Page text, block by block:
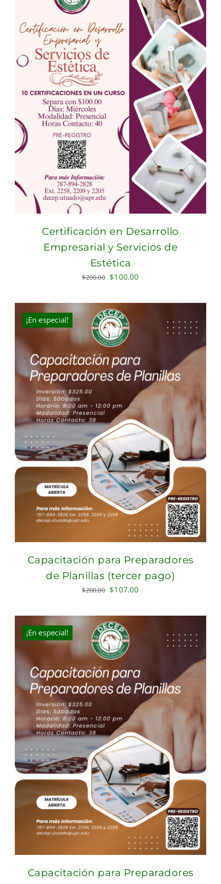
Certificación en Desarrollo
Empresarial y Servicios de
Estética
$200.00 Original
was:
$200.00.
$100.00
is:
¡En especial!
Capacitación para Preparadores
de Planillas (tercer pago)
$200.00 Original
was:
$200.00.
$107.00
is:
¡En especial!
Capacitación para Preparadores